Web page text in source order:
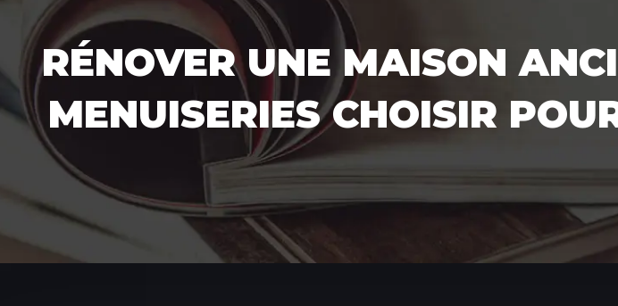
RÉNOVER UNE MAISON
MENUISERIES CHOISIR